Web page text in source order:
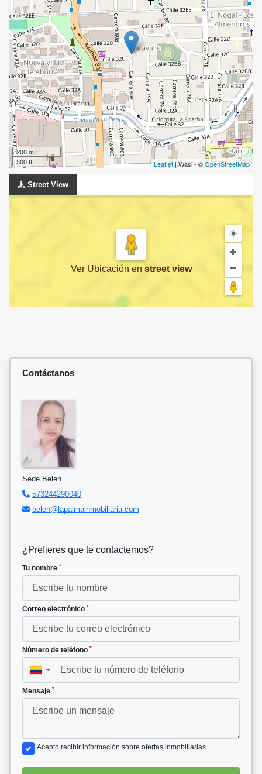
200 m
500 ft
Leaflet| Wasi - ©OpenStreetMap
Street View
Ver Ubicación en street view
Contáctanos
Sede Belen
573244290040
belen@lapalmainmobiliaria.com
¿Prefieres que te contactemos?
Tu nombre *
Correo electrónico *
Número de teléfono *
▼
Mensaje *
Acepto recibir información sobre ofertas inmobiliarias